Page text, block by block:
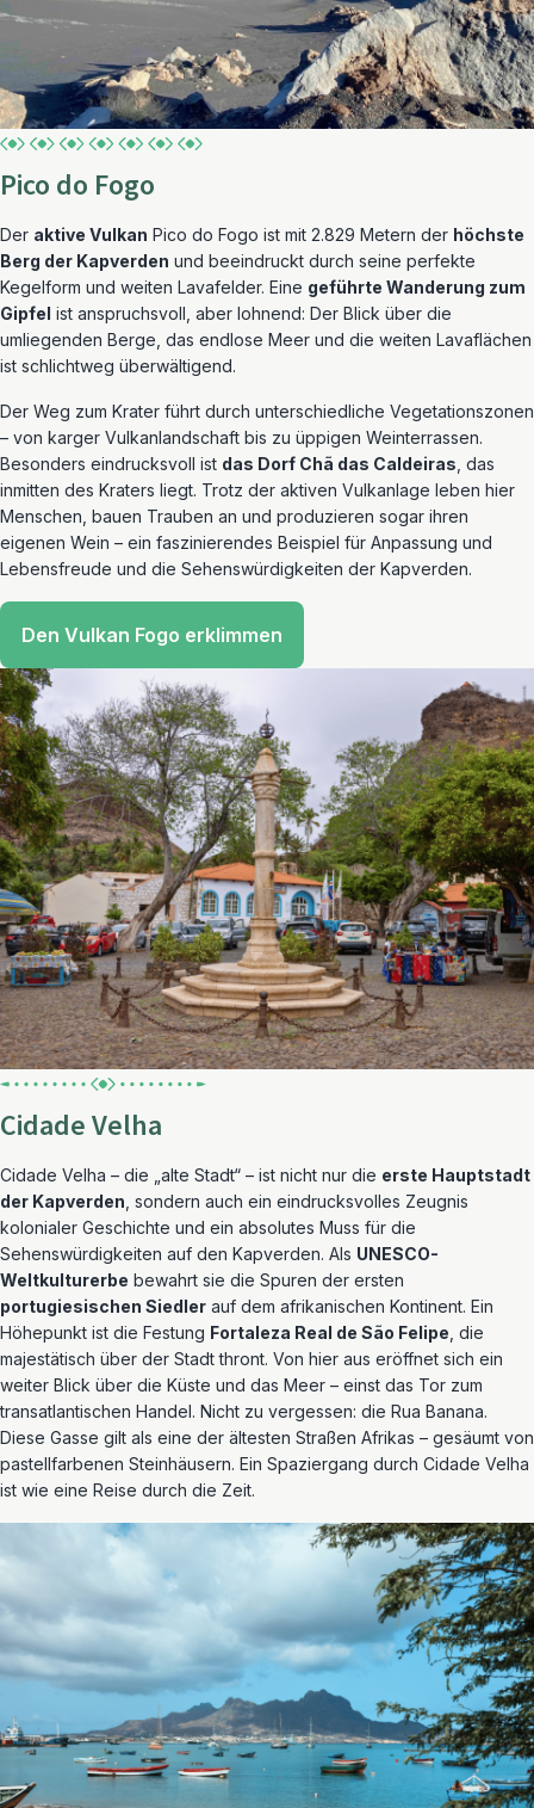
Pico do Fogo
Der aktive Vulkan Pico do Fogo ist mit 2.829 Metern der höchste
Berg der Kapverden und beeindruckt durch seine perfekte
Kegelform und weiten Lavafelder. Eine geführte Wanderung zum
Gipfel ist anspruchsvoll, aber lohnend: Der Blick über die
umliegenden Berge, das endlose Meer und die weiten Lavaflächen
ist schlichtweg überwältigend.
Der Weg zum Krater führt durch unterschiedliche Vegetationszonen
– von karger Vulkanlandschaft bis zu üppigen Weinterrassen.
Besonders eindrucksvoll ist das Dorf Chã das Caldeiras , das
inmitten des Kraters liegt. Trotz der aktiven Vulkanlage leben hier
Menschen, bauen Trauben an und produzieren sogar ihren
eigenen Wein – ein faszinierendes Beispiel für Anpassung und
Lebensfreude und die Sehenswürdigkeiten der Kapverden.
Den Vulkan Fogo erklimmen
Cidade Velha
Cidade Velha – die „alte Stadt“ – ist nicht nur die erste Hauptstadt
der Kapverden , sondern auch ein eindrucksvolles Zeugnis
kolonialer Geschichte und ein absolutes Muss für die
Sehenswürdigkeiten auf den Kapverden. Als UNESCO-
Weltkulturerbe bewahrt sie die Spuren der ersten
portugiesischen Siedler auf dem afrikanischen Kontinent. Ein
Höhepunkt ist die Festung Fortaleza Real de São Felipe , die
majestätisch über der Stadt thront. Von hier aus eröffnet sich ein
weiter Blick über die Küste und das Meer – einst das Tor zum
transatlantischen Handel. Nicht zu vergessen: die Rua Banana.
Diese Gasse gilt als eine der ältesten Straßen Afrikas – gesäumt von
pastellfarbenen Steinhäusern. Ein Spaziergang durch Cidade Velha
ist wie eine Reise durch die Zeit.